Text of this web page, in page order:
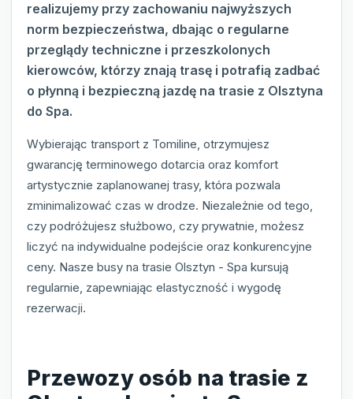
realizujemy przy zachowaniu najwyższych
norm bezpieczeństwa, dbając o regularne
przeglądy techniczne i przeszkolonych
kierowców, którzy znają trasę i potrafią zadbać
o płynną i bezpieczną jazdę na trasie z Olsztyna
do Spa.
Wybierając transport z Tomiline, otrzymujesz
gwarancję terminowego dotarcia oraz komfort
artystycznie zaplanowanej trasy, która pozwala
zminimalizować czas w drodze. Niezależnie od tego,
czy podróżujesz służbowo, czy prywatnie, możesz
liczyć na indywidualne podejście oraz konkurencyjne
ceny. Nasze busy na trasie Olsztyn - Spa kursują
regularnie, zapewniając elastyczność i wygodę
rezerwacji.
Przewozy osób na trasie z